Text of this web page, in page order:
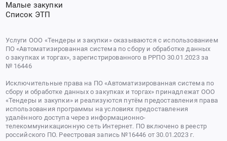
Малые закупки
Список ЭТП
Услуги ООО «Тендеры и закупки» оказываются с использованием
ПО «Автоматизированная система по сбору и обработке данных
о закупках и торгах», зарегистрированного в РРПО 30.01.2023 за
№ 16446
Исключительные права на ПО «Автоматизированная система по
сбору и обработке данных о закупках и торгах» принадлежат ООО
«Тендеры и закупки» и реализуются путём предоставления права
использования программы на условиях предоставления
удалённого доступа через информационно-
телекоммуникационную сеть Интернет. ПО включено в реестр
российского ПО. Реестровая запись №16446 от 30.01.2023 г.